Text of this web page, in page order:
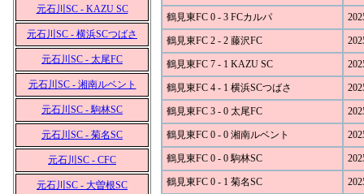
元石川SC - KAZU SC
元石川SC - 横浜SCつばさ
元石川SC - 太尾FC
元石川SC - 湘南ルベント
元石川SC - 駒林SC
元石川SC - 菊名SC
元石川SC - CFC
元石川SC - 大曽根SC
鶴見東FC 0 - 3 FCカルパ
鶴見東FC 2 - 2 藤沢FC
鶴見東FC 7 - 1 KAZU SC
鶴見東FC 4 - 1 横浜SCつばさ
鶴見東FC 3 - 0 太尾FC
鶴見東FC 0 - 0 湘南ルベント
鶴見東FC 0 - 0 駒林SC
鶴見東FC 0 - 1 菊名SC